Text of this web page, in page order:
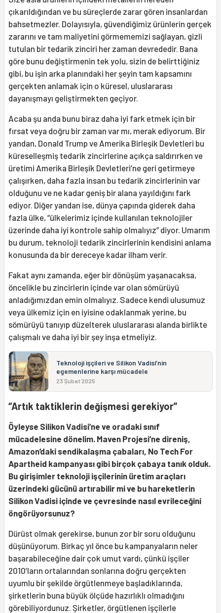
çıkarıldığından ve bu süreçlerde zarar gören insanlardan
bahsetmezler. Dolayısıyla, güvendiğimiz ürünlerin gerçek
zararını ve tam maliyetini görmememizi sağlayan, gizli
tutulan bir tedarik zinciri her zaman devrededir. Bana
göre bunu değiştirmenin tek yolu, sizin de belirttiğiniz
gibi, bu işin arka planındaki her şeyin tam kapsamını
gerçekten anlamak için o küresel, uluslararası
dayanışmayı geliştirmekten geçiyor.
Acaba şu anda bunu biraz daha iyi fark etmek için bir
fırsat veya doğru bir zaman var mı, merak ediyorum. Bir
yandan, Donald Trump ve Amerika Birleşik Devletleri bu
küreselleşmiş tedarik zincirlerine açıkça saldırırken ve
üretimi Amerika Birleşik Devletleri’ne geri getirmeye
çalışırken, daha fazla insan bu tedarik zincirlerinin var
olduğunu ve ne kadar geniş bir alana yayıldığını fark
ediyor. Diğer yandan ise, dünya çapında giderek daha
fazla ülke, “ülkelerimiz içinde kullanılan teknolojiler
üzerinde daha iyi kontrole sahip olmalıyız” diyor. Umarım
bu durum, teknoloji tedarik zincirlerinin kendisini anlama
konusunda da bir dereceye kadar ilham verir.
Fakat aynı zamanda, eğer bir dönüşüm yaşanacaksa,
öncelikle bu zincirlerin içinde var olan sömürüyü
anladığımızdan emin olmalıyız. Sadece kendi ulusumuz
veya ülkemiz için en iyisine odaklanmak yerine, bu
sömürüyü tanıyıp düzelterek uluslararası alanda birlikte
çalışmalı ve daha iyi bir şey inşa etmeliyiz.
Teknoloji işçileri ve Silikon Vadisi’nin
egemenlerine karşı mücadele
23 Şubat 2025
“Artık taktiklerin değişmesi gerekiyor”
Öyleyse Silikon Vadisi’ne ve oradaki sınıf
mücadelesine dönelim. Maven Projesi’ne direniş,
Amazon’daki sendikalaşma çabaları, No Tech For
Apartheid kampanyası gibi birçok çabaya tanık olduk.
Bu girişimler teknoloji işçilerinin üretim araçları
üzerindeki gücünü artırabilir mi ve bu hareketlerin
Silikon Vadisi içinde ve çevresinde nasıl evrileceğini
öngörüyorsunuz?
Dürüst olmak gerekirse, bunun zor bir soru olduğunu
düşünüyorum. Birkaç yıl önce bu kampanyaların neler
başarabileceğine dair çok umut vardı, çünkü işçiler
2010’ların ortalarından sonlarına doğru gerçekten
uyumlu bir şekilde örgütlenmeye başladıklarında,
şirketlerin buna büyük ölçüde hazırlıklı olmadığını
görebiliyordunuz. Şirketler, örgütlenen işçilerle